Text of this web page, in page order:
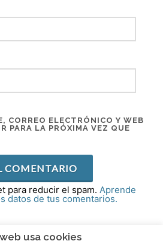
CORREO ELECTRÓNICO Y WEB
PARA LA PRÓXIMA VEZ QUE
para reducir el spam. Aprende
datos de tus comentarios.
usa cookies